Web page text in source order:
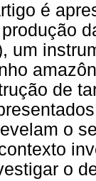
é
um
de
o
o